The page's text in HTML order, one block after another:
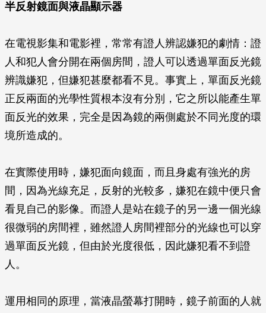
半反射鏡面與液晶顯示器
在電視影集和電影裡，常常有證人辨認嫌犯的劇情：證
人和犯人會分開在兩個房間，證人可以透過單面反光鏡
辨識嫌犯，但嫌犯甚麼都看不見。事實上，單面反光鏡
正反兩面的光學性質根本沒有分別，它之所以能產生單
面反光的效果，完全是因為鏡的兩側處於不同光度的環
境所造成的。
在實際使用時，嫌犯面向鏡面，而且身處有強光的房
間，因為光線充足，反射的光較多，嫌犯在鏡中便只會
看見自己的影像。而證人是站在鏡子的另一邊一個光線
很微弱的房間裡，雖然證人房間裡部分的光線也可以穿
過單面反光鏡，但由於光度很低，因此嫌犯看不到證
人。
運用相同的原理，當液晶螢幕打開時，鏡子前面的人就